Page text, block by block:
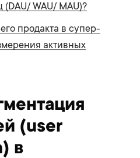
WAU/ MAU)?
продакта в супер-
активных
(user
в